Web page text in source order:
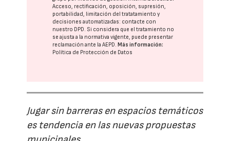
Acceso, rectificación, oposición, supresión,
portabilidad, limitación del tratatamiento y
decisiones automatizadas: contacte con
nuestro DPD. Si considera que el tratamiento no
se ajusta a la normativa vigente, puede presentar
reclamación ante laAEPD. Más información:
Política de Protección de Datos
Jugar sin barreras en espacios temáticos
es tendencia en las nuevas propuestas